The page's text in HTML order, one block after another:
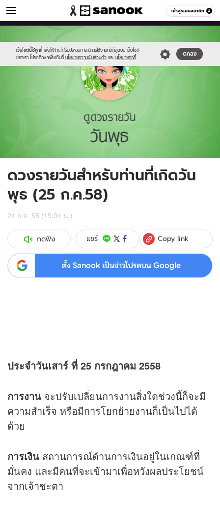
เข้าสู่ระบบสมาชิก
ดูดวง หมวดอื่นๆ
เว็บไซต์นี้ใช้คุกกี้ เพื่อให้ท่านได้รับประสบการณ์การใช้งานที่ดีที่สุดบน เว็บไซต์
ของเรา โปรดศึกษาเพิ่มเติมที่ นโยบายความเป็นส่วนตัว และ นโยบายคุกกี้
ตกลง
//s.isanook.com/sr/0/images/logo-
new-
sanook.png
//s.isanook.com/ho/0/ud/17/86089/4_wed.jpg
ดวงรายวันสำหรับท่านที่เกิดวัน
พุธ (25 ก.ค.58)
24 ก.ค. 58 (15:04 น.)
กดฟัง แชร์ Copy link
ตั้ง Sanook เป็นข่าวโปรดบน Google
ประจำวันเสาร์ ที่ 25 กรกฎาคม 2558
การงาน จะปรับเปลี่ยนการงานสิ่งใดช่วงนี้ก็จะมี
ความสำเร็จ หรือมีการโยกย้ายงานก็เป็นไปได้
ด้วย
การเงิน สถานการณ์ด้านการเงินอยู่ในเกณฑ์ที่
มั่นคง และมีคนที่จะเข้ามาเพื่อหวังผลประโยชน์
จากเจ้าชะตา